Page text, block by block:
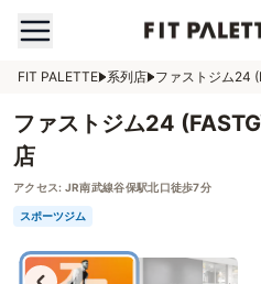
FIT PALETTE 系列店 ファストジム24
ファストジム24
店
アクセス: JR南武線谷保駅北口徒歩7分
スポーツジム